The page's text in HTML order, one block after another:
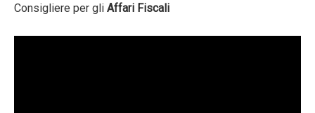
Consigliere per gli Affari Fiscali